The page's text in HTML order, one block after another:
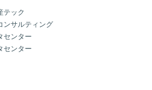
テック
ンサルティング
センター
センター